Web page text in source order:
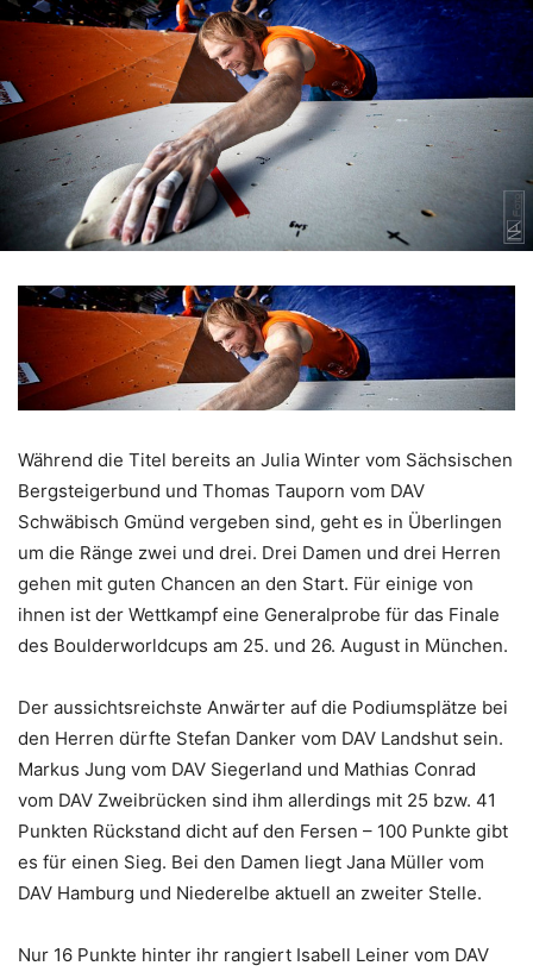
Während die Titel bereits an Julia Winter vom Sächsischen
Bergsteigerbund und Thomas Tauporn vom DAV
Schwäbisch Gmünd vergeben sind, geht es in Überlingen
um die Ränge zwei und drei. Drei Damen und drei Herren
gehen mit guten Chancen an den Start. Für einige von
ihnen ist der Wettkampf eine Generalprobe für das Finale
des Boulderworldcups am 25. und 26. August in München.
Der aussichtsreichste Anwärter auf die Podiumsplätze bei
den Herren dürfte Stefan Danker vom DAV Landshut sein.
Markus Jung vom DAV Siegerland und Mathias Conrad
vom DAV Zweibrücken sind ihm allerdings mit 25 bzw. 41
Punkten Rückstand dicht auf den Fersen – 100 Punkte gibt
es für einen Sieg. Bei den Damen liegt Jana Müller vom
DAV Hamburg und Niederelbe aktuell an zweiter Stelle.
Nur 16 Punkte hinter ihr rangiert Isabell Leiner vom DAV